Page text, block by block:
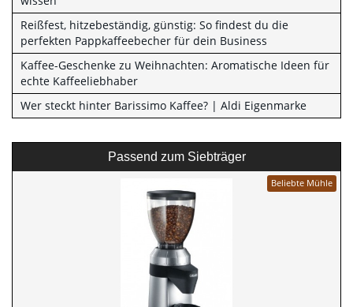
Reißfest, hitzebeständig, günstig: So findest du die
perfekten Pappkaffeebecher für dein Business
Kaffee-Geschenke zu Weihnachten: Aromatische Ideen für
echte Kaffeeliebhaber
Wer steckt hinter Barissimo Kaffee? | Aldi Eigenmarke
Passend zum Siebträger
Beliebte Mühle